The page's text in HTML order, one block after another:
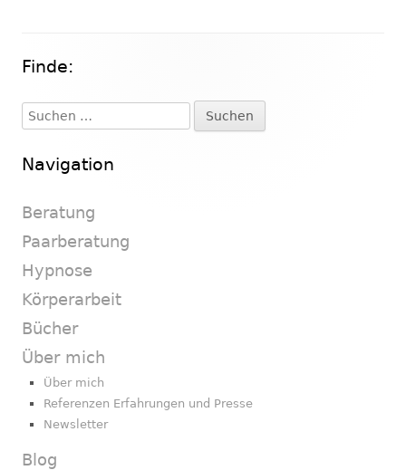
Haupt-
Seitenleiste
Finde:
Suchen
nach:
Navigation
Beratung
Paarberatung
Hypnose
Körperarbeit
Bücher
Über mich
Über mich
Referenzen Erfahrungen und Presse
Newsletter
Blog